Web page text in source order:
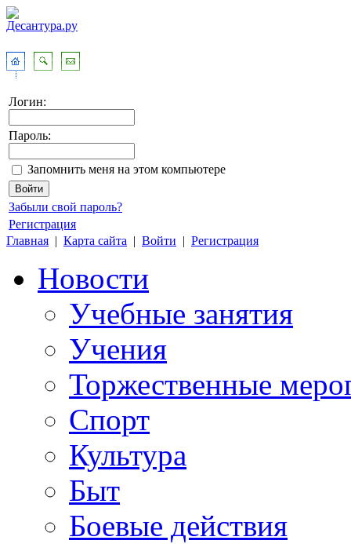
Логин:
Пароль:
Запомнить меня на этом компьютере
Забыли свой пароль?
Регистрация
Главная | Карта сайта | Войти | Регистрация
Новости
Учебные занятия
Учения
Торжественные
Спорт
Культура
Быт
Боевые действия